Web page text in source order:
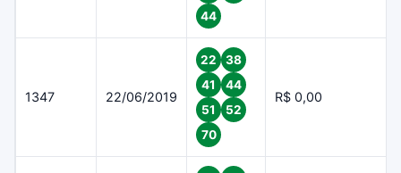
44
1347 22/06/2019
22
38
41
44
51
52
70
R$ 0,00